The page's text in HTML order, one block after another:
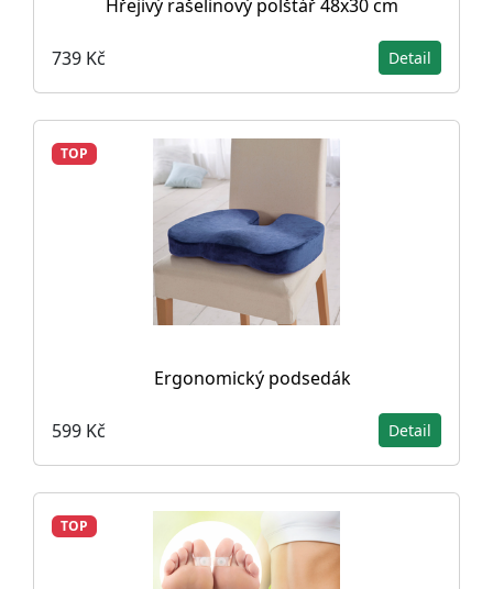
Hřejivý rašelinový polštář 48x30 cm
739 Kč Detail
TOP
Ergonomický podsedák
599 Kč Detail
TOP